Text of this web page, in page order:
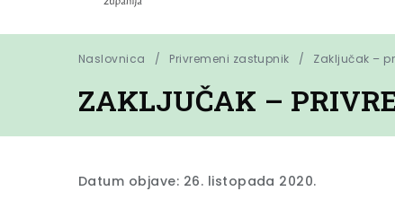
Naslovnica Privremeni zastupnik Zaključak –
ZAKLJUČAK –
Datum objave: 26. listopada 2020.